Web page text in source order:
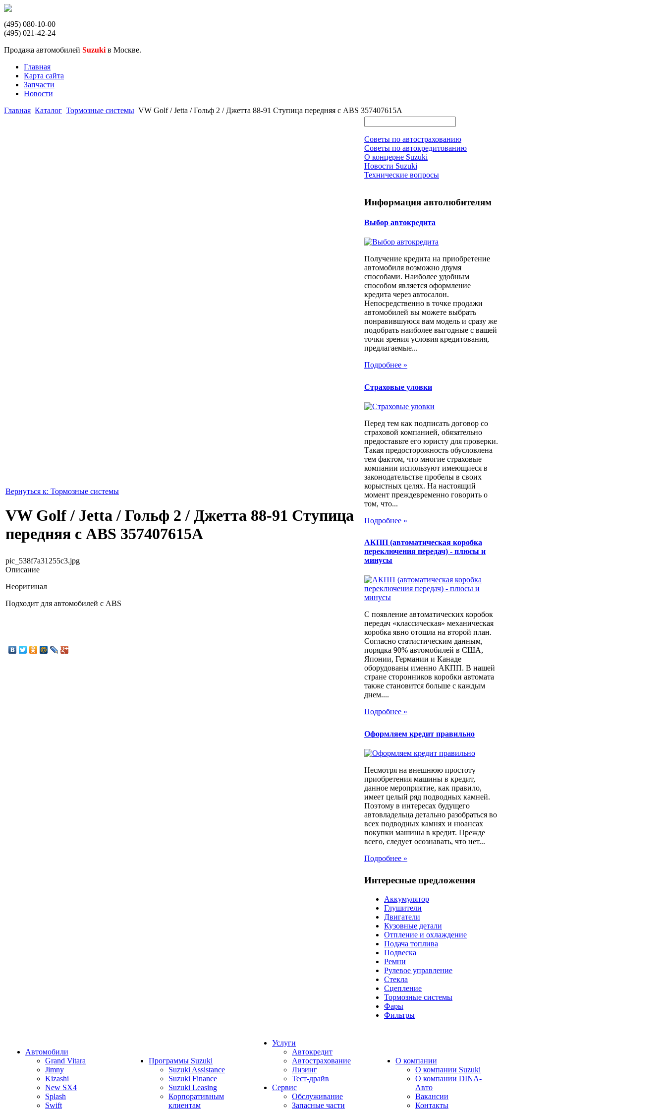
(495) 080-10-00
(495) 021-42-24
Продажа автомобилей Suzuki в Москве.
Главная
Карта сайта
Запчасти
Новости
Главная Каталог Тормозные системы VW Golf / Jetta / Гольф 2 / Джетта 88-91 Ступица передняя с ABS 357407615A
Вернуться к: Тормозные системы
VW Golf / Jetta / Гольф 2 / Джетта 88-91 Ступица
передняя с ABS 357407615A
pic_538f7a31255c3.jpg
Описание
Неоригинал
Подходит для автомобилей с ABS
Советы по автострахованию
Советы по автокредитованию
О концерне Suzuki
Новости Suzuki
Технические вопросы
Информация автолюбителям
Выбор автокредита
Получение кредита на приобретение
автомобиля возможно двумя
способами. Наиболее удобным
способом является оформление
кредита через автосалон.
Непосредственно в точке продажи
автомобилей вы можете выбрать
понравившуюся вам модель и сразу же
подобрать наиболее выгодные с вашей
точки зрения условия кредитования,
предлагаемые...
Подробнее »
Страховые уловки
Перед тем как подписать договор со
страховой компанией, обязательно
предоставьте его юристу для проверки.
Такая предосторожность обусловлена
тем фактом, что многие страховые
компании используют имеющиеся в
законодательстве пробелы в своих
корыстных целях. На настоящий
момент преждевременно говорить о
том, что...
Подробнее »
АКПП (автоматическая коробка
переключения передач) - плюсы и
минусы
С появление автоматических коробок
передач «классическая» механическая
коробка явно отошла на второй план.
Согласно статистическим данным,
порядка 90% автомобилей в США,
Японии, Германии и Канаде
оборудованы именно АКПП. В нашей
стране сторонников коробки автомата
также становится больше с каждым
днем....
Подробнее »
Оформляем кредит правильно
Несмотря на внешнюю простоту
приобретения машины в кредит,
данное мероприятие, как правило,
имеет целый ряд подводных камней.
Поэтому в интересах будущего
автовладельца детально разобраться во
всех подводных камнях и нюансах
покупки машины в кредит. Прежде
всего, следует осознавать, что нет...
Подробнее »
Интересные предложения
Аккумулятор
Глушители
Двигатели
Кузовные детали
Отпление и охлаждение
Подача топлива
Подвеска
Ремни
Рулевое управление
Стекла
Сцепление
Тормозные системы
Фары
Фильтры
Автомобили
Grand Vitara
Jimny
Kizashi
New SX4
Splash
Swift
Программы Suzuki
Suzuki Assistance
Suzuki Finance
Suzuki Leasing
Корпоративным
клиентам
Услуги
Автокредит
Автострахование
Лизинг
Тест-драйв
Сервис
Обслуживание
Запасные части
О компании
О компании Suzuki
О компании DINA-
Авто
Вакансии
Контакты